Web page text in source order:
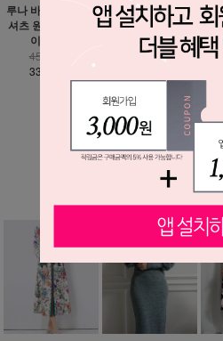
루나 바스락 루즈핏
셔츠 원피스 - 빅사
이즈까지
45,600원
33,900원
올리브 그린 셔츠 원
피스
45,900원
35,900원
MORE ▼
베스트 상품